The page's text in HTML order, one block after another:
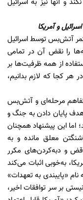
و آنها نیز به اسرائیل
و آمریکا
آتش‌بس توسط اسرائیل
را نقض آن در تمامی
از همه ظرفیت‌ها بر
کجا که لازم بدانیم،
مرحله‌ای و آتش‌بس
هدف پایان دادن به جنگ و
این پیشنهاد همچنان
معلق مانده و به
و دبه‌کردن‌های مکرر
به‌خوبی اثبات می‌کند
«پایبندی به تعهدات»
بر سر توافقات اخیر،